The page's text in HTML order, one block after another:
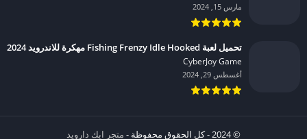
مارس 15, 2024
تحميل لعبة Fishing Frenzy Idle Hooked مهكرة للاندرويد 2024
CyberJoy Game‏
أغسطس 29, 2024
© 2024 - كل الحقوق محفوظة - متجر ابك دارويد